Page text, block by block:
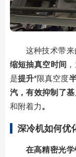
这种技术带
缩短抽真空时间
是提升*限真空度
汽，有效抑制了
和附着力。
深冷机如何优
在高精密光